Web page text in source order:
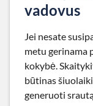
vadovus
Jei nesate
metu gerinama
kokybė.
būtinas
generuoti